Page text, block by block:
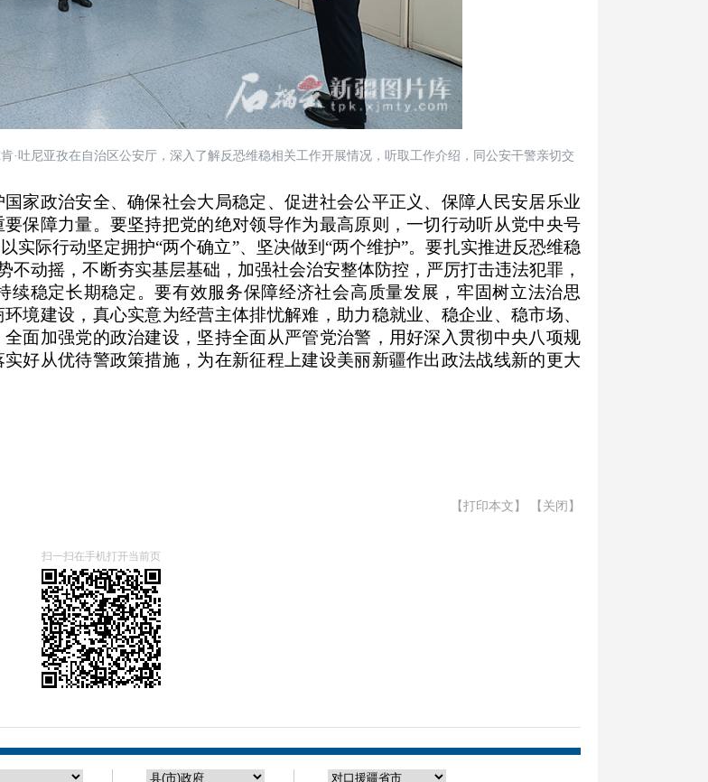
·吐尼亚孜在自治区公安厅，深入了解反恐维稳相关工作开展情况，听取工作介绍，同公安干警亲切交
政治安全、确保社会大局稳定、促进社会公平正义、保障人民安居乐业
保障力量。要坚持把党的绝对领导作为最高原则，一切行动听从党中央号
实际行动坚定拥护“两个确立”、坚决做到“两个维护”。要扎实推进反恐维稳
不动摇，不断夯实基层基础，加强社会治安整体防控，严厉打击违法犯罪，
稳定长期稳定。要有效服务保障经济社会高质量发展，牢固树立法治思
境建设，真心实意为经营主体排忧解难，助力稳就业、稳企业、稳市场、
面加强党的政治建设，坚持全面从严管党治警，用好深入贯彻中央八项规
好从优待警政策措施，为在新征程上建设美丽新疆作出政法战线新的更大
【打印本文】 【关闭】
扫一扫在手机打开当前页